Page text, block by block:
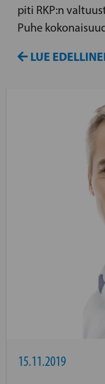
piti RKP:n
Puhe
LUE
15.11.2019